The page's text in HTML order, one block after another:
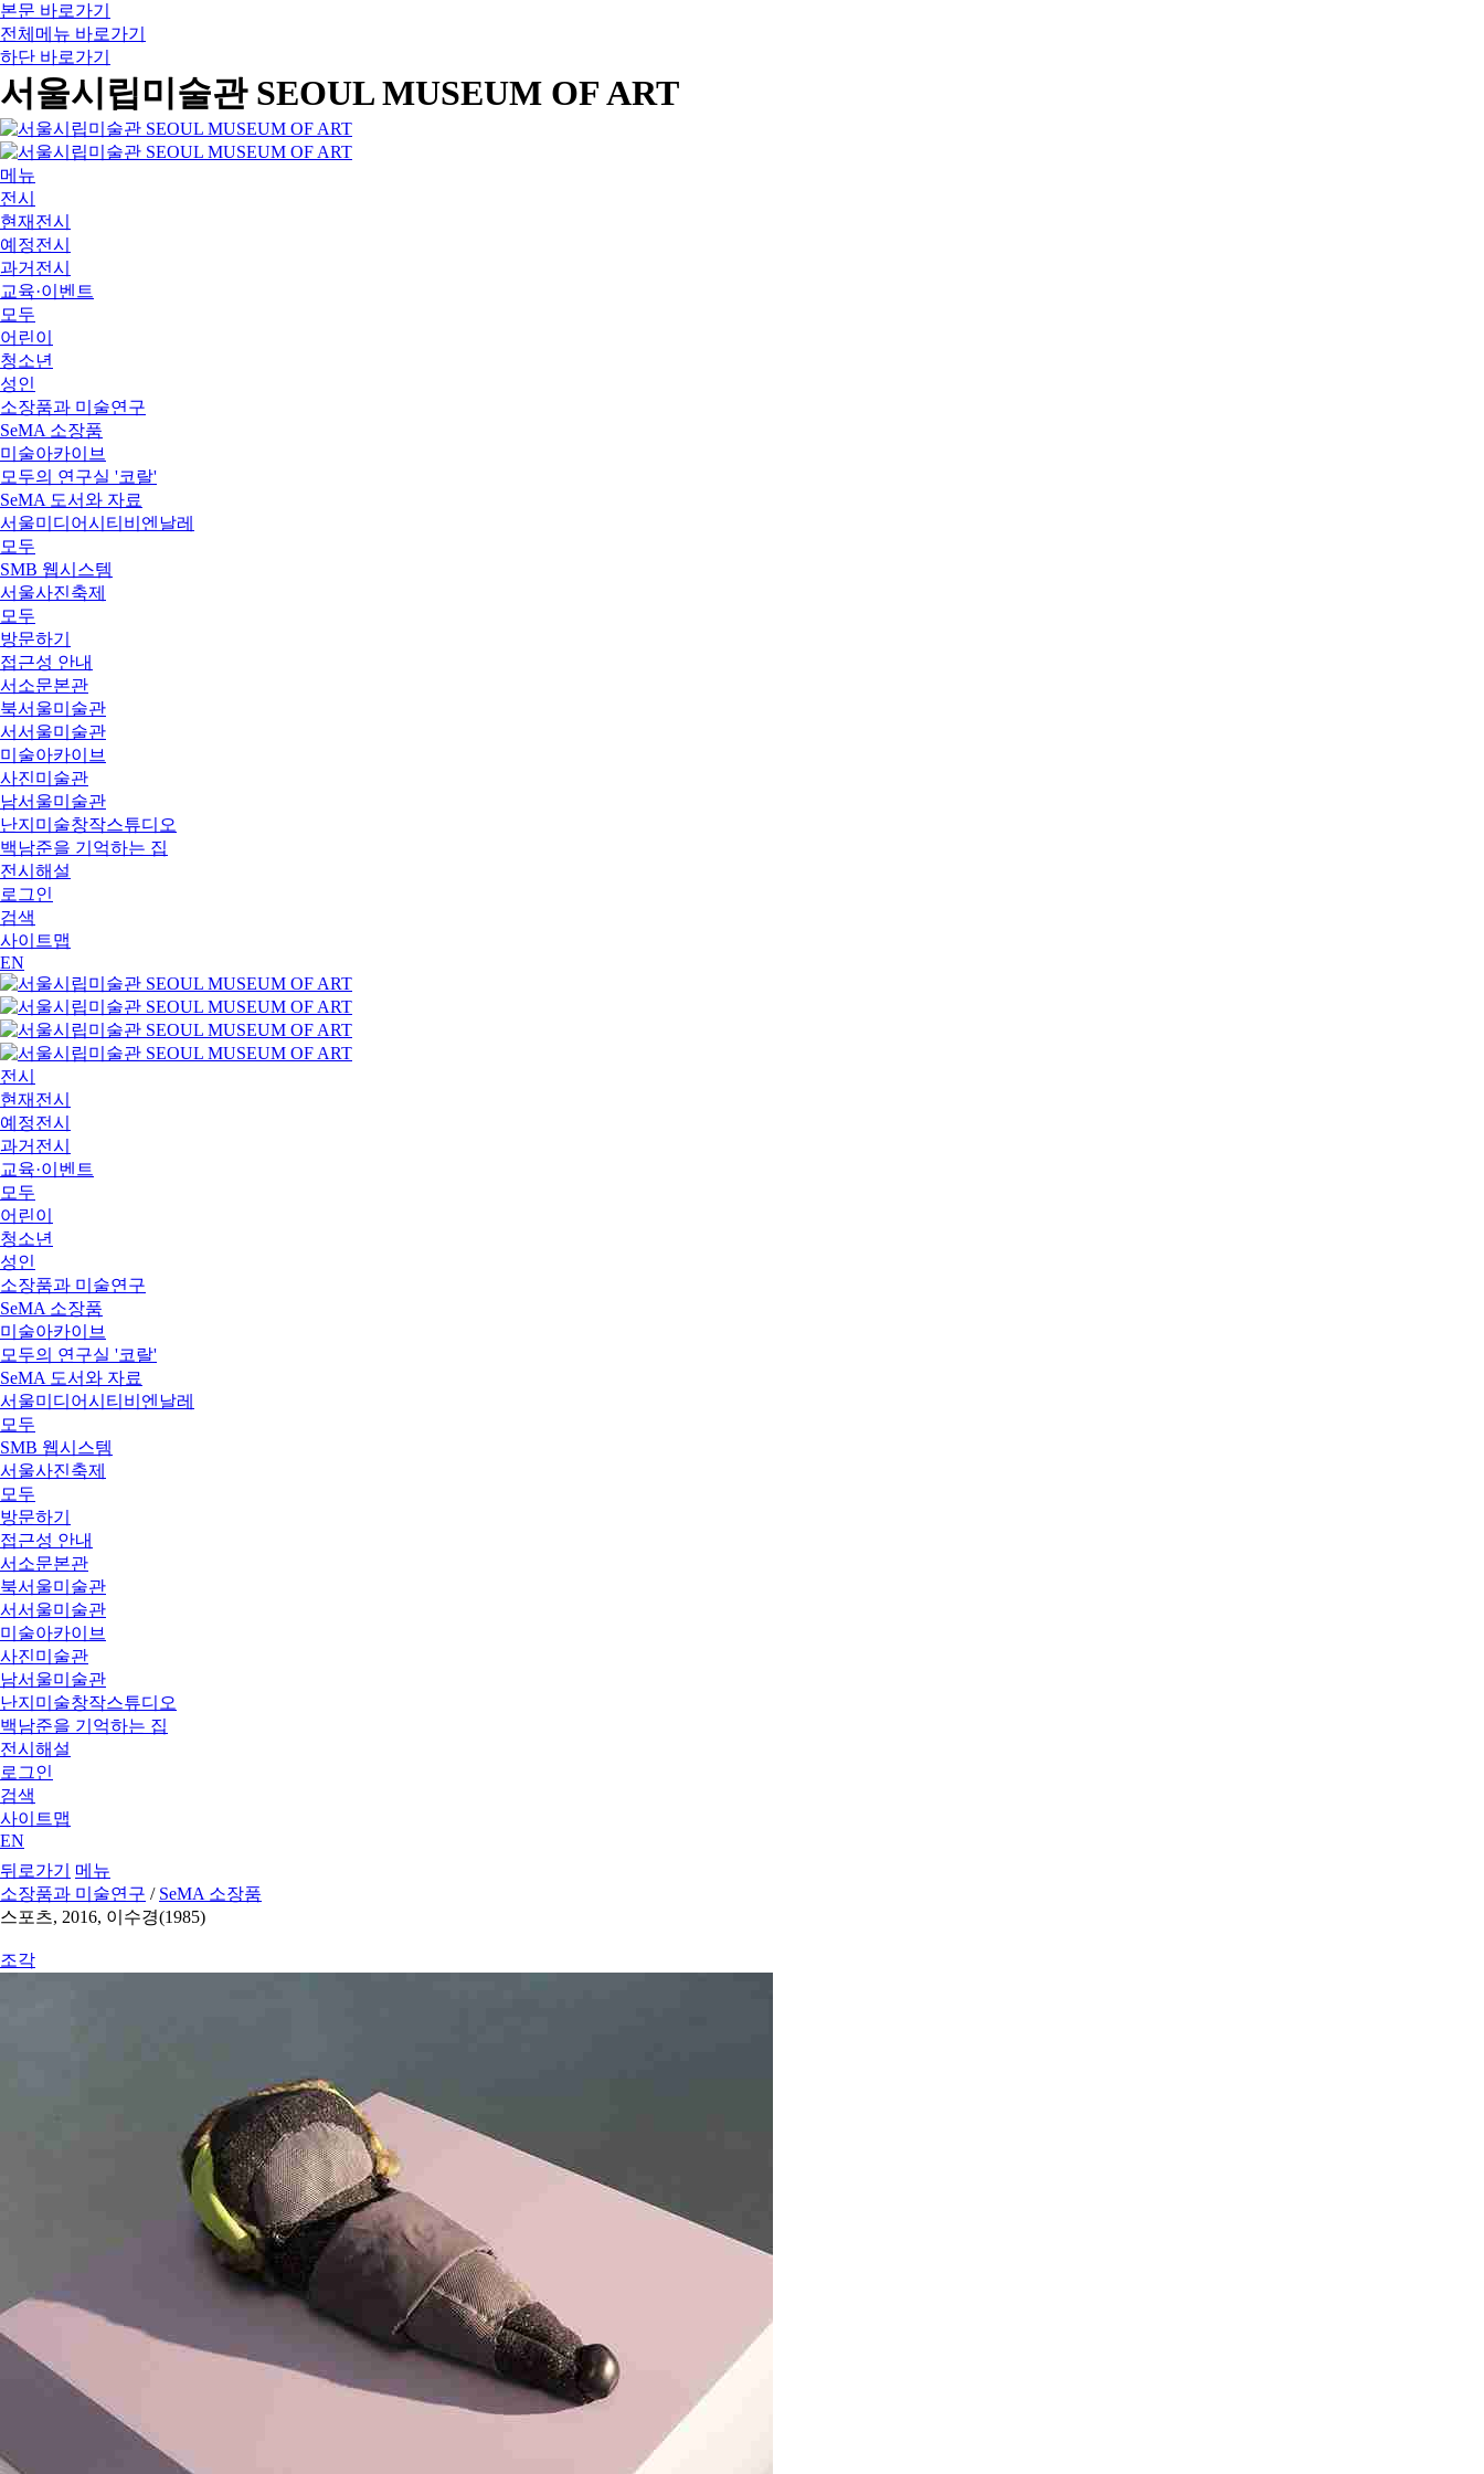
본문 바로가기
전체메뉴 바로가기
하단 바로가기
서울시립미술관 SEOUL MUSEUM OF ART
메뉴
전시
현재전시
예정전시
과거전시
교육·이벤트
모두
어린이
청소년
성인
소장품과 미술연구
SeMA 소장품
미술아카이브
모두의 연구실 '코랄'
SeMA 도서와 자료
서울미디어시티비엔날레
모두
SMB 웹시스템
서울사진축제
모두
방문하기
접근성 안내
서소문본관
북서울미술관
서서울미술관
미술아카이브
사진미술관
남서울미술관
난지미술창작스튜디오
백남준을 기억하는 집
전시해설
로그인
검색
사이트맵
EN
전시
현재전시
예정전시
과거전시
교육·이벤트
모두
어린이
청소년
성인
소장품과 미술연구
SeMA 소장품
미술아카이브
모두의 연구실 '코랄'
SeMA 도서와 자료
서울미디어시티비엔날레
모두
SMB 웹시스템
서울사진축제
모두
방문하기
접근성 안내
서소문본관
북서울미술관
서서울미술관
미술아카이브
사진미술관
남서울미술관
난지미술창작스튜디오
백남준을 기억하는 집
전시해설
로그인
검색
사이트맵
EN
뒤로가기
메뉴
소장품과 미술연구 / SeMA 소장품
스포츠, 2016, 이수경(1985)
조각